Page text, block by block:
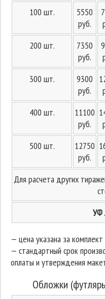
100 шт.
5550
руб.
200 шт.
7350
руб.
300 шт.
9300
руб.
400 шт.
11100
руб.
500 шт.
12750
руб.
Для расчета других
УФ
— цена указана за
— стандартный срок
оплаты и утверждения
Обложки